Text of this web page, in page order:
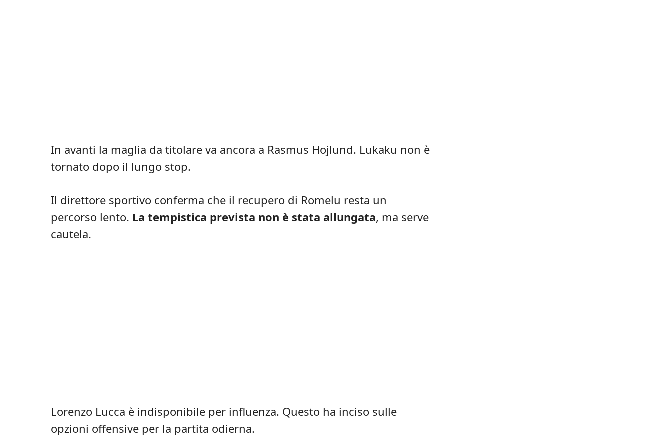
In avanti la maglia da titolare va ancora a Rasmus Hojlund. Lukaku non è
tornato dopo il lungo stop.
Il direttore sportivo conferma che il recupero di Romelu resta un
percorso lento. La tempistica prevista non è stata allungata, ma serve
cautela.
Lorenzo Lucca è indisponibile per influenza. Questo ha inciso sulle
opzioni offensive per la partita odierna.